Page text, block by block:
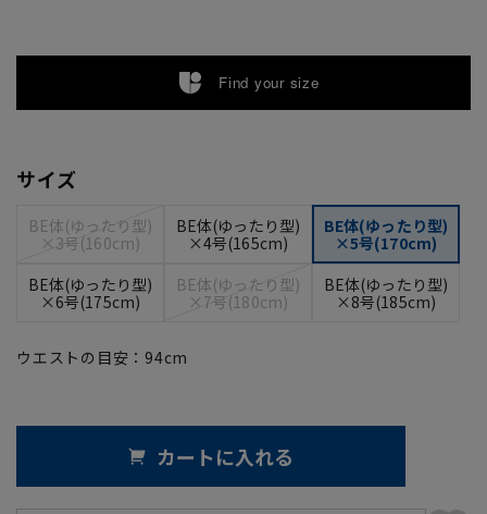
Find your size
サイズ
BE体(ゆったり型)
×3号(160cm)
BE体(ゆったり型)
×4号(165cm)
BE体(ゆったり型)
×5号(170cm)
BE体(ゆったり型)
×6号(175cm)
BE体(ゆったり型)
×7号(180cm)
BE体(ゆったり型)
×8号(185cm)
ウエストの目安： 94cm
カートに入れる